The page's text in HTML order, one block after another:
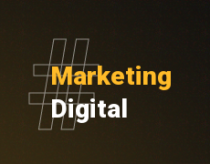
Marketing
Digital